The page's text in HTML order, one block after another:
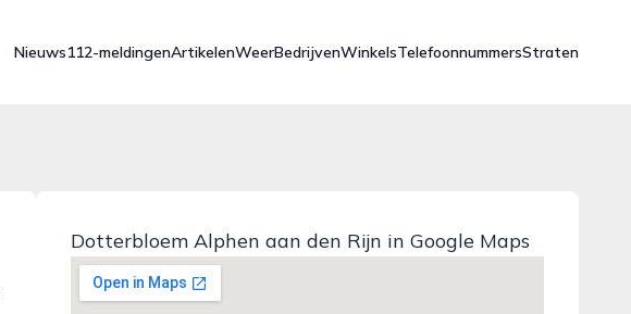
Nieuws112-meldingenArtikelenWeerBedrijvenWinkelsTelefoonnummersStraten
Dotterbloem Alphen aan den Rijn in Google Maps